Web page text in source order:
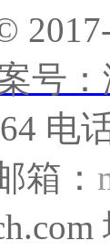
号：
电
箱：